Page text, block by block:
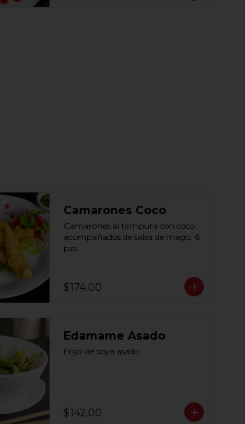
Camarones Coco
Camarones al tempura con coco
acompañados de salsa de mago. 6
pzs.
$174.00
Edamame Asado
Frijol de soya asado
$142.00